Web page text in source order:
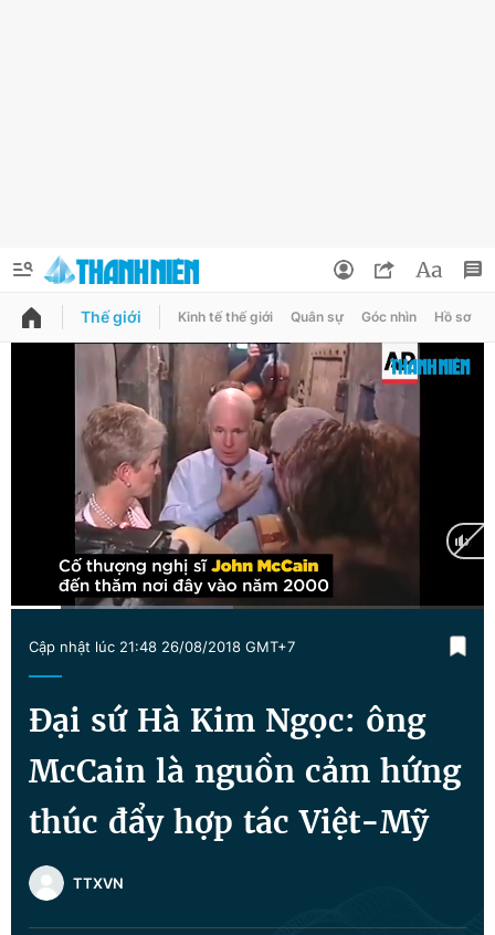
QUẢNG CÁO
Chuyên mục
Chuyên mục khác
Chào ngày mới Tin 24h
Tin thị trường Tin 360
Video Magazine
Sản phẩm khác
Tiện ích Bạn cần biết
Thông tin tòa soạn
Thông tin tài khoản
Đổi mật khẩu
Tin đã lưu
Tin đã xem
Đăng xuất
Thế giới Kinh tế thế giới Quân sự Góc nhìn Hồ sơ
Time
Cập nhật lúc 21:48 26/08/2018 GMT+7
Đại sứ Hà Kim Ngọc: ông
McCain là nguồn cảm hứng
thúc đẩy hợp tác Việt-Mỹ
TTXVN